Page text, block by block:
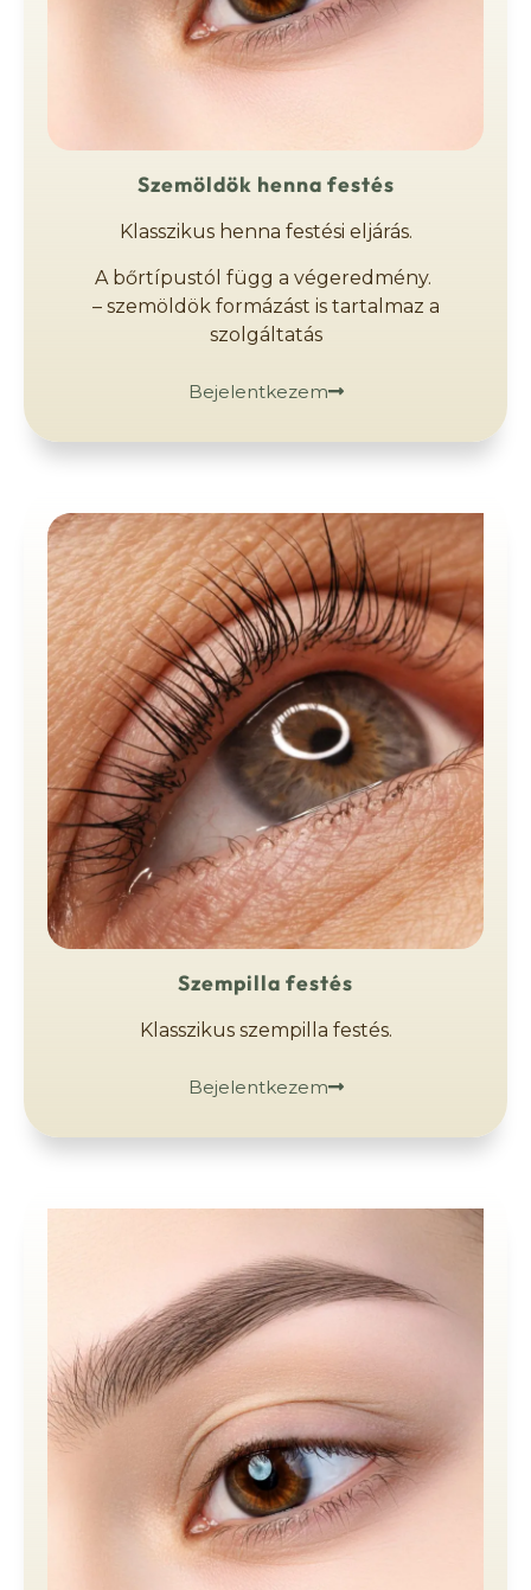
Szemöldök henna festés
Klasszikus henna festési eljárás.
A bőrtípustól függ a végeredmény.
– szemöldök formázást is tartalmaz a
szolgáltatás
Bejelentkezem
Szempilla festés
Klasszikus szempilla festés.
Bejelentkezem